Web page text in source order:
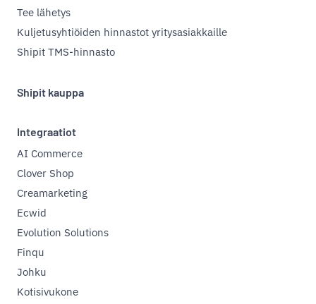
Tee lähetys
Kuljetusyhtiöiden hinnastot yritysasiakkaille
Shipit TMS-hinnasto
Shipit kauppa
Integraatiot
AI Commerce
Clover Shop
Creamarketing
Ecwid
Evolution Solutions
Finqu
Johku
Kotisivukone